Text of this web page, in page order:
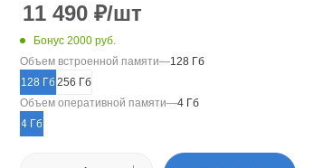
11 490 ₽/шт
Бонус 2000 руб.
Объем встроенной памяти—128 Гб
128 Гб 256 Гб
Объем оперативной памяти—4 Гб
4 Гб